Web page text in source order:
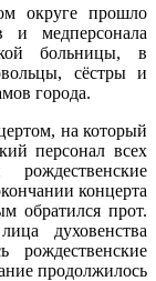
округе прошло
и медперсонала
больницы, в
сёстры и
города.
на который
персонал всех
концерта
обратился прот.
духовенства
рождественские
продолжилось